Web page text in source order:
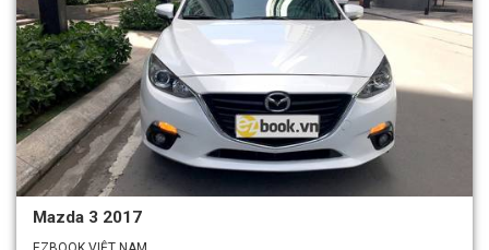
Mazda 3 2017